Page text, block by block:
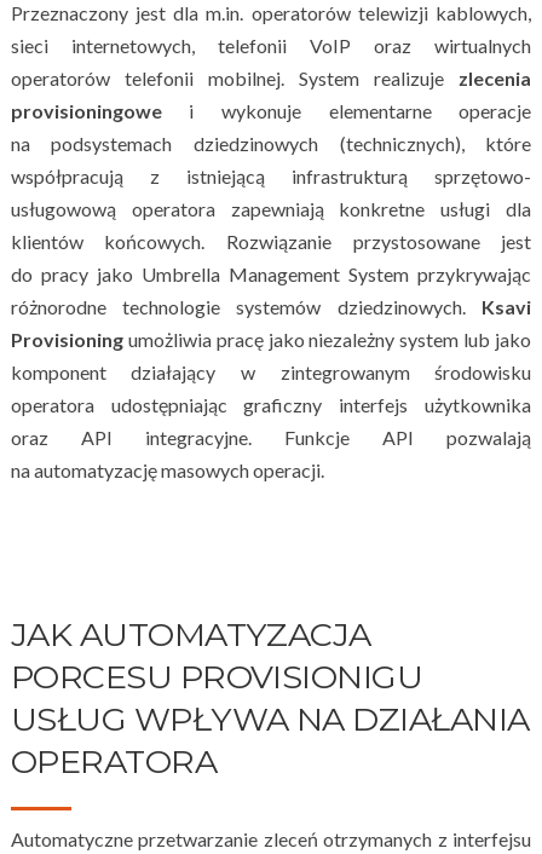
Przeznaczony jest dla m.in. operatorów telewizji kablowych,
sieci internetowych, telefonii VoIP oraz wirtualnych
operatorów telefonii mobilnej. System realizuje zlecenia
provisioningowei wykonuje elementarne operacje
na podsystemach dziedzinowych (technicznych), które
współpracują z istniejącą infrastrukturą sprzętowo-
usługowową operatora zapewniają konkretne usługi dla
klientów końcowych. Rozwiązanie przystosowane jest
do pracy jako Umbrella Management System przykrywając
różnorodne technologie systemów dziedzinowych. Ksavi
Provisioningumożliwia pracę jako niezależny system lub jako
komponent działający w zintegrowanym środowisku
operatora udostępniając graficzny interfejs użytkownika
oraz API integracyjne. Funkcje API pozwalają
na automatyzację masowych operacji.
JAK AUTOMATYZACJA
PORCESU PROVISIONIGU
USŁUG WPŁYWA NA DZIAŁANIA
OPERATORA
Automatyczne przetwarzanie zleceń otrzymanych z interfejsu